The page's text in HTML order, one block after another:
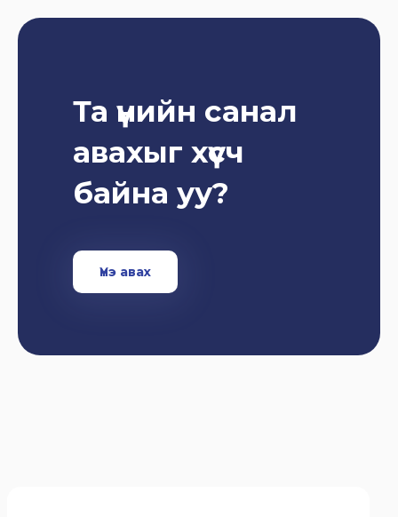
Та үнийн санал
авахыг хүсч
байна уу?
Үнэ авах